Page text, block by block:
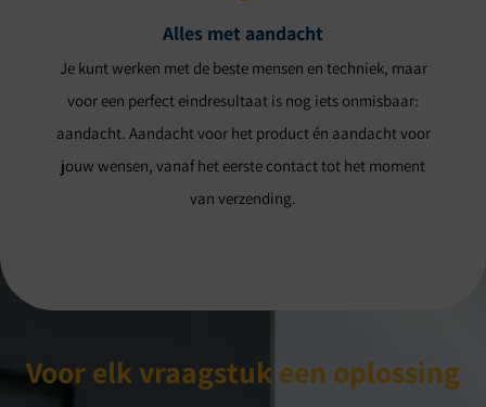
Alles met aandacht
Je kunt werken met de beste mensen en techniek, maar
voor een perfect eindresultaat is nog iets onmisbaar:
aandacht. Aandacht voor het product én aandacht voor
jouw wensen, vanaf het eerste contact tot het moment
van verzending.
Voor elk vraagstuk een oplossing